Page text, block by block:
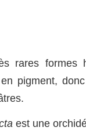
rares formes
pigment,
est une